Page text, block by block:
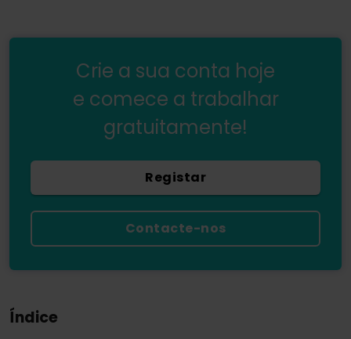
Crie a sua conta hoje
e comece a trabalhar
gratuitamente!
Registar
Contacte-nos
Índice